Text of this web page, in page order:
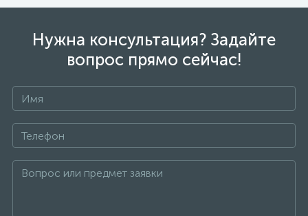
Нужна консультация? Задайте
вопрос прямо сейчас!